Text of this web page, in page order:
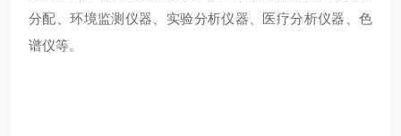
分配、环境监测仪器、实验分析仪器、医疗分析仪器、色
谱仪等。